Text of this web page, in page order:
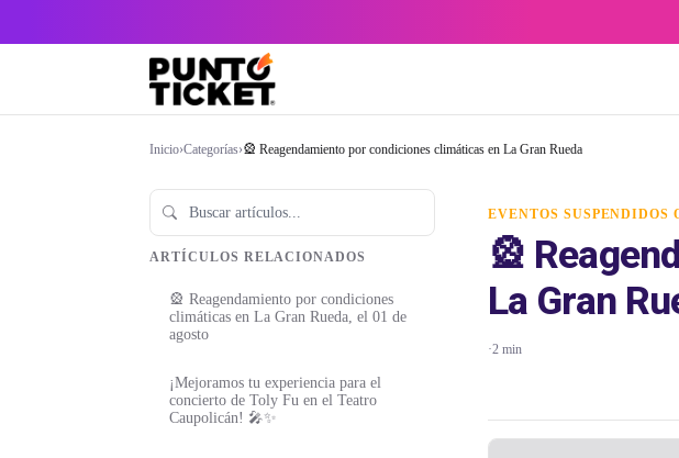
Inicio›Categorías›🎡 Reagendamiento por condiciones climáticas en La Gran Rueda
ARTÍCULOS RELACIONADOS
🎡 Reagendamiento por condiciones
climáticas en La Gran Rueda, el 01 de
agosto
¡Mejoramos tu experiencia para el
concierto de Toly Fu en el Teatro
Caupolicán! 🎤✨
EVENTOS SUSPENDIDOS
🎡
La Gran
·2 min